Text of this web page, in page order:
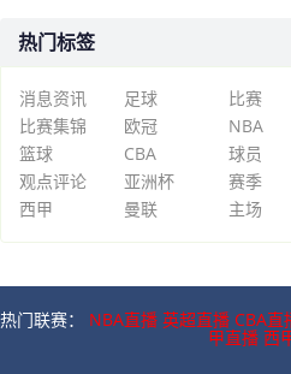
热门标签
消息资讯 足球 比赛
比赛集锦
欧冠 NBA
篮球
CBA 球员
观点评论
亚洲杯 赛季
西甲
曼联 主场
热门联赛： NBA直播 英超直播 CBA直
甲直播 西